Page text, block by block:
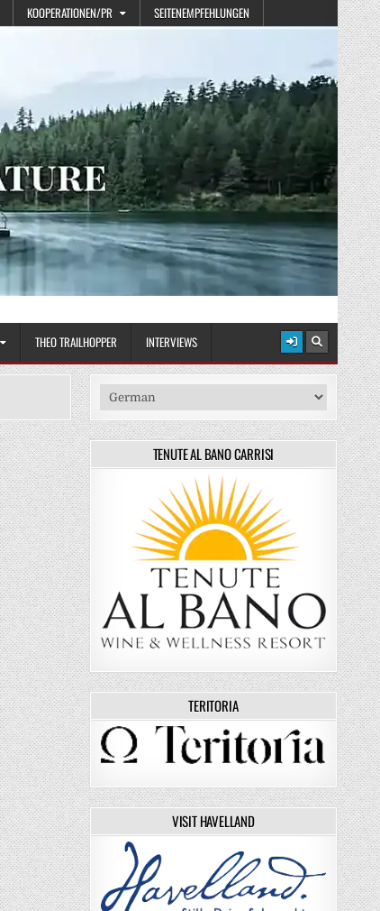
KOOPERATIONEN/PR SEITENEMPFEHLUNGEN
THEO TRAILHOPPER INTERVIEWS
TENUTE AL BANO CARRISI
TERITORIA
VISIT HAVELLAND